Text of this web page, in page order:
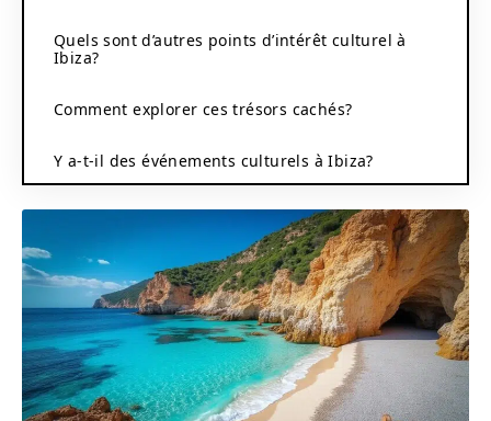
Quels sont d’autres points d’intérêt culturel à
Ibiza?
Comment explorer ces trésors cachés?
Y a-t-il des événements culturels à Ibiza?